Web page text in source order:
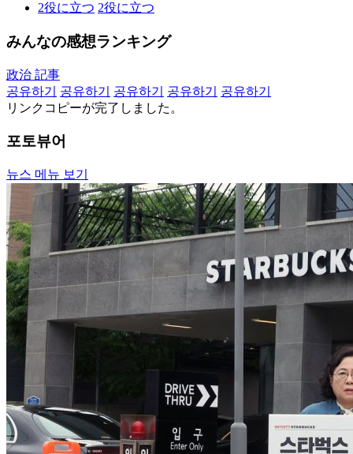
2役に立つ 2役に立つ
みんなの感想ランキング
政治 記事
공유하기
공유하기 공유하기 공유하기
공유하기
リンクコピーが完了しました。
포토뷰어
뉴스 메뉴 보기